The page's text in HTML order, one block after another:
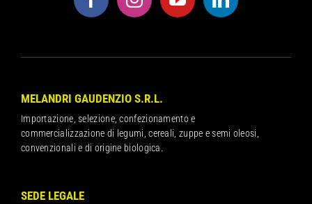
MELANDRI GAUDENZIO S.R.L.
Importazione, selezione, confezionamento e
commercializzazione di legumi, cereali, zuppe e semi oleosi,
convenzionali e di origine biologica.
SEDE LEGALE